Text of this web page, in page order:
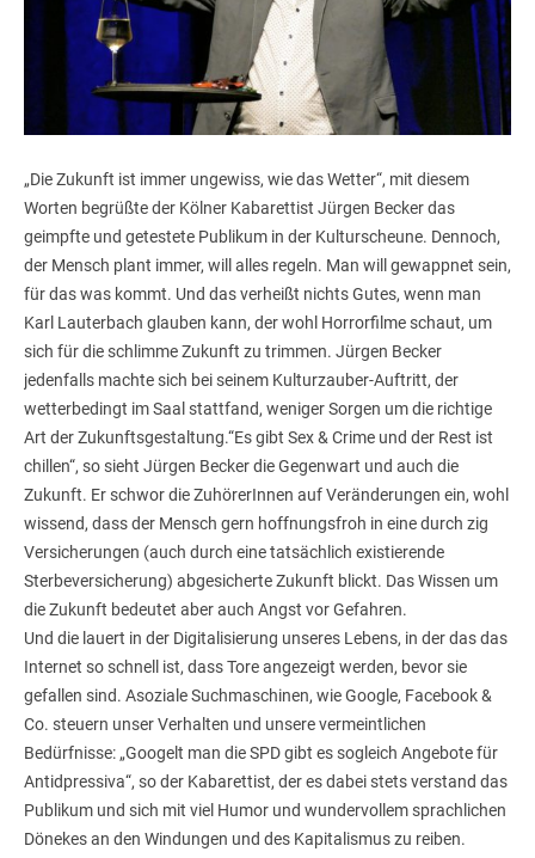
„Die Zukunft ist immer ungewiss, wie das Wetter“, mit diesem
Worten begrüßte der Kölner Kabarettist Jürgen Becker das
geimpfte und getestete Publikum in der Kulturscheune. Dennoch,
der Mensch plant immer, will alles regeln. Man will gewappnet sein,
für das was kommt. Und das verheißt nichts Gutes, wenn man
Karl Lauterbach glauben kann, der wohl Horrorfilme schaut, um
sich für die schlimme Zukunft zu trimmen. Jürgen Becker
jedenfalls machte sich bei seinem Kulturzauber-Auftritt, der
wetterbedingt im Saal stattfand, weniger Sorgen um die richtige
Art der Zukunftsgestaltung.“Es gibt Sex & Crime und der Rest ist
chillen“, so sieht Jürgen Becker die Gegenwart und auch die
Zukunft. Er schwor die ZuhörerInnen auf Veränderungen ein, wohl
wissend, dass der Mensch gern hoffnungsfroh in eine durch zig
Versicherungen (auch durch eine tatsächlich existierende
Sterbeversicherung) abgesicherte Zukunft blickt. Das Wissen um
die Zukunft bedeutet aber auch Angst vor Gefahren.
Und die lauert in der Digitalisierung unseres Lebens, in der das das
Internet so schnell ist, dass Tore angezeigt werden, bevor sie
gefallen sind. Asoziale Suchmaschinen, wie Google, Facebook &
Co. steuern unser Verhalten und unsere vermeintlichen
Bedürfnisse: „Googelt man die SPD gibt es sogleich Angebote für
Antidpressiva“, so der Kabarettist, der es dabei stets verstand das
Publikum und sich mit viel Humor und wundervollem sprachlichen
Dönekes an den Windungen und des Kapitalismus zu reiben.